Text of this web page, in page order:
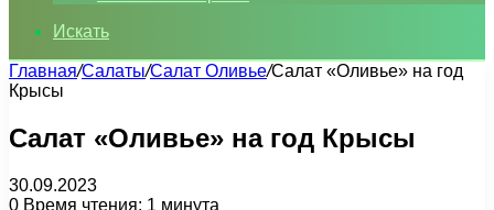
Искать
Главная/Салаты/Салат Оливье/Салат «Оливье» на год
Крысы
Салат «Оливье» на год Крысы
30.09.2023
0 Время чтения: 1 минута